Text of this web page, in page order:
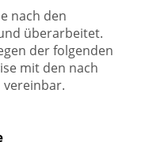
nach den
überarbeitet.
der folgenden
mit den nach
vereinbar.